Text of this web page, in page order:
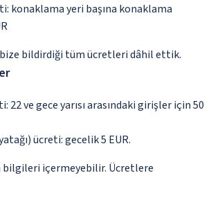
konaklama yeri başına konaklama
bildirdiği tüm ücretleri dâhil ettik.
22 ve gece yarısı arasındaki girişler için 50
ücreti: gecelik 5 EUR.
bilgileri içermeyebilir. Ücretlere